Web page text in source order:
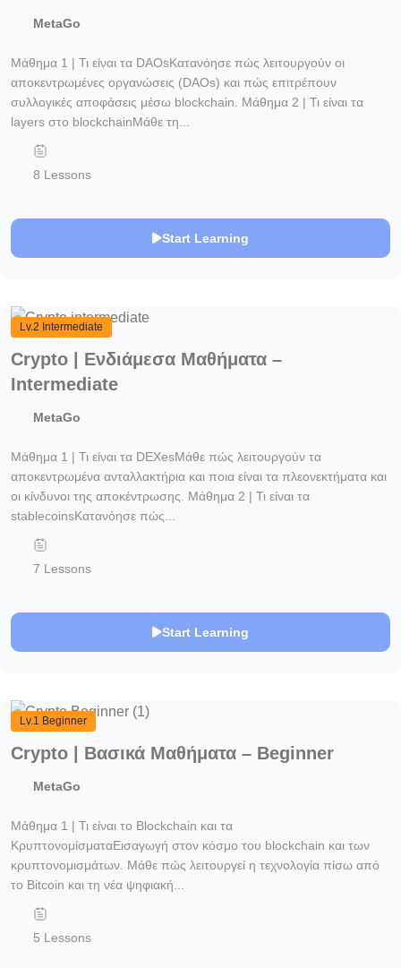
MetaGo
Μάθημα 1 | Τι είναι τα DAOsΚατανόησε πώς λειτουργούν οι
αποκεντρωμένες οργανώσεις (DAOs) και πώς επιτρέπουν
συλλογικές αποφάσεις μέσω blockchain. Μάθημα 2 | Τι είναι τα
layers στο blockchainΜάθε τη...
8 Lessons
Start Learning
Lv.2 Intermediate
Crypto | Eνδιάμεσα Μαθήματα –
Ιntermediate
MetaGo
Μάθημα 1 | Τι είναι τα DEXesΜάθε πώς λειτουργούν τα
αποκεντρωμένα ανταλλακτήρια και ποια είναι τα πλεονεκτήματα και
οι κίνδυνοι της αποκέντρωσης. Μάθημα 2 | Τι είναι τα
stablecoinsΚατανόησε πώς...
7 Lessons
Start Learning
Lv.1 Beginner
Crypto | Βασικά Mαθήματα – Beginner
MetaGo
Μάθημα 1 | Τι είναι το Blockchain και τα
ΚρυπτονομίσματαΕισαγωγή στον κόσμο του blockchain και των
κρυπτονομισμάτων. Μάθε πώς λειτουργεί η τεχνολογία πίσω από
το Bitcoin και τη νέα ψηφιακή...
5 Lessons